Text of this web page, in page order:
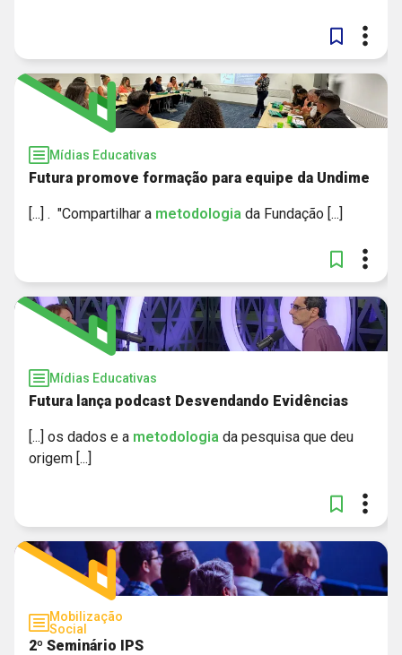
Mídias Educativas
Futura promove formação para equipe da Undime
[...] . "Compartilhar a metodologia da Fundação [...]
Mídias Educativas
Futura lança podcast Desvendando Evidências
[...] os dados e a metodologia da pesquisa que deu
origem [...]
Mobilização
Social
2º Seminário IPS